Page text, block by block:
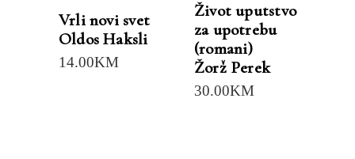
Vrli novi svet
Oldos Haksli
14.00KM
Život uputstvo
za upotrebu
(romani)
Žorž Perek
30.00KM